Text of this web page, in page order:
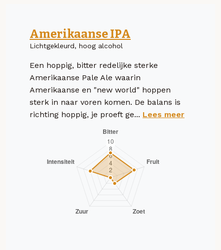
Amerikaanse IPA
Lichtgekleurd, hoog alcohol
Een hoppig, bitter redelijke sterke
Amerikaanse Pale Ale waarin
Amerikaanse en "new world" hoppen
sterk in naar voren komen. De balans is
richting hoppig, je proeft ge... Lees meer